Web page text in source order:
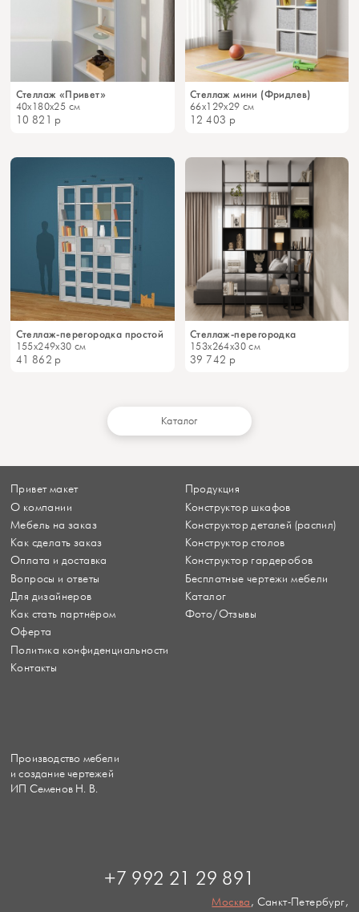
Стеллаж «Привет»
40x180x25 см
10 821 р
Стеллаж мини (Фридлев)
66x129x29 см
12 403 р
Стеллаж-перегородка простой
155x249x30 см
41 862 р
Стеллаж-перегородка
153x264x30 см
39 742 р
Каталог
Привет макет
О компании
Мебель на заказ
Как сделать заказ
Оплата и доставка
Вопросы и ответы
Для дизайнеров
Как стать партнёром
Оферта
Политика конфиденциальности
Контакты
Продукция
Конструктор шкафов
Конструктор деталей (распил)
Конструктор столов
Конструктор гардеробов
Бесплатные чертежи мебели
Каталог
Фото/Отзывы
Производство мебели
и создание чертежей
ИП Семенов Н. В.
+7 992 21 29 891
Москва, Санкт-Петербург,